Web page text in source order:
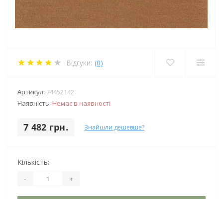
Відгуки: (0)
Артикул: 74452142
Наявність: Немає в наявності
7 482 грн. Знайшли дешевше?
Кількість:
- +